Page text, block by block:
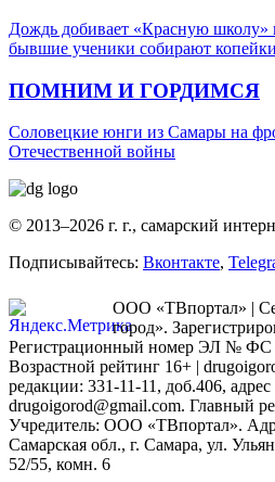
Дождь добивает «Красную школу»
бывшие ученики собирают
ПОМНИМ И ГОРДИМСЯ
Соловецкие юнги из Самары на
Отечественной войны
© 2013–2026 г. г., самарский
Подписывайтесь: Вконтакте,
ООО «ТВпортал» |
город».
Регистрационный номер ЭЛ № ФС
Возрастной рейтинг 16+ |
редакции: 331-11-11, доб.406,
drugoigorod@gmail.com. Главный
Учредитель: ООО «ТВпортал».
Самарская обл., г. Самара, ул.
52/55, комн. 6